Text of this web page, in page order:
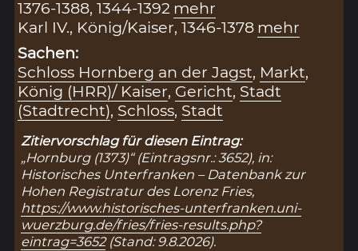
1376-1388, 1344-1392 mehr
Karl IV., König/Kaiser, 1346-1378 mehr
Sachen:
Schloss Hornberg an der Jagst, Markt,
König (HRR)/ Kaiser, Gericht, Stadt
(Stadtrecht), Schloss, Stadt
Zitiervorschlag für diesen Eintrag:
„Hornburg (1373)“ (Eintragsnr.: 3652), in:
Historisches Unterfranken – Datenbank zur
Hohen Registratur des Lorenz Fries,
https://www.historisches-unterfranken.uni-
wuerzburg.de/fries/fries-results.php?
eintrag=3652(Stand: 9.8.2026).